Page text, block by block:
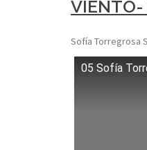
VIENTO-
Sofía Torregrosa
05 Sofía